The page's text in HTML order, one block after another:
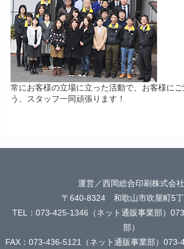
常にお客様の立場に立った活動で、お客様に
う、スタッフ一同頑張ります！
運営／西岡総合印刷株式会社
〒640-8324 和歌山市吹屋町5
TEL：073-425-1346（ネット通販事業部）
部）
FAX：073-436-5121（ネット通販事業部）073-